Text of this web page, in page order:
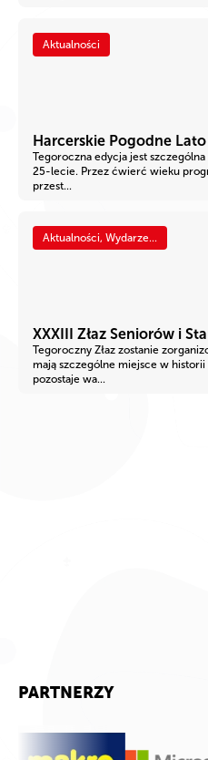
Aktualności
Harcerskie Pogodne
Tegoroczna edycja jest
25-lecie. Przez ćwierć wieku
przest...
Aktualności, Wydarze...
XXXIII Złaz Seniorów i
Tegoroczny Złaz zostanie
mają szczególne miejsce w
pozostaje wa...
PARTNERZY